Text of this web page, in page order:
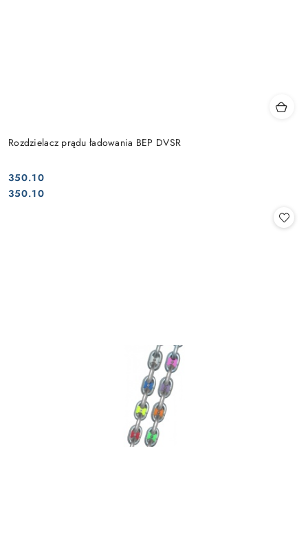
Rozdzielacz prądu ładowania BEP DVSR
Cena:
350.10
Cena:
350.10